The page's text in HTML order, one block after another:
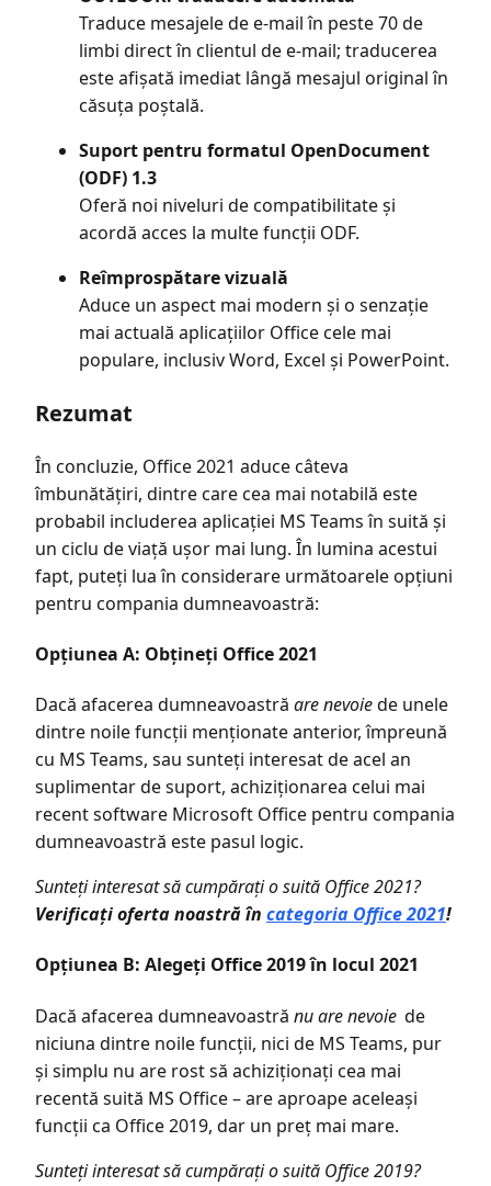
Traduce mesajele de e-mail în peste 70 de
limbi direct în clientul de e-mail; traducerea
este afișată imediat lângă mesajul original în
căsuța poștală.
Suport pentru formatul OpenDocument
(ODF) 1.3
Oferă noi niveluri de compatibilitate și
acordă acces la multe funcții ODF.
Reîmprospătare vizuală
Aduce un aspect mai modern și o senzație
mai actuală aplicațiilor Office cele mai
populare, inclusiv Word, Excel și PowerPoint.
Rezumat
În concluzie, Office 2021 aduce câteva
îmbunătățiri, dintre care cea mai notabilă este
probabil includerea aplicației MS Teams în suită și
un ciclu de viață ușor mai lung. În lumina acestui
fapt, puteți lua în considerare următoarele opțiuni
pentru compania dumneavoastră:
Opțiunea A: Obțineți Office 2021
Dacă afacerea dumneavoastră are nevoiede unele
dintre noile funcții menționate anterior, împreună
cu MS Teams, sau sunteți interesat de acel an
suplimentar de suport, achiziționarea celui mai
recent software Microsoft Office pentru compania
dumneavoastră este pasul logic.
Sunteți interesat să cumpărați o suită Office 2021?
Verificați oferta noastră în categoria Office 2021!
Opțiunea B: Alegeți Office 2019 în locul 2021
Dacă afacerea dumneavoastră nu are nevoie de
niciuna dintre noile funcții, nici de MS Teams, pur
și simplu nu are rost să achiziționați cea mai
recentă suită MS Office – are aproape aceleași
funcții ca Office 2019, dar un preț mai mare.
Sunteți interesat să cumpărați o suită Office 2019?